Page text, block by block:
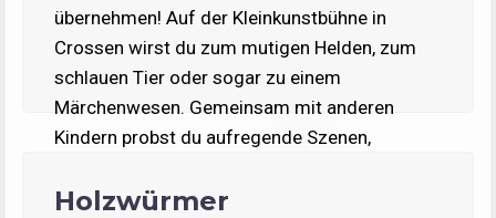
übernehmen! Auf der Kleinkunstbühne in
Crossen wirst du zum mutigen Helden, zum
schlauen Tier oder sogar zu einem
Märchenwesen. Gemeinsam mit anderen
Kindern probst du aufregende Szenen,
Abenteuer auf der Bühne. Wenn der große Tag
Holzwürmer